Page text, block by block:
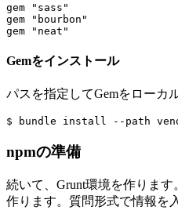
gem
"sass"
gem
"bourbon"
gem
"neat"
Gemをインストール
パスを指定してGemをローカ
npmの準備
続いて、Grunt環境を作ります
作ります。質問形式で情報を